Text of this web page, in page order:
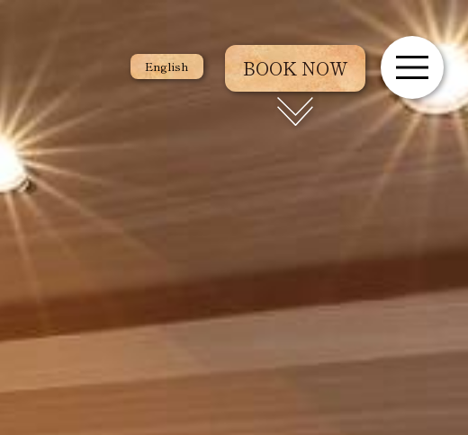
BOOK NOW
English